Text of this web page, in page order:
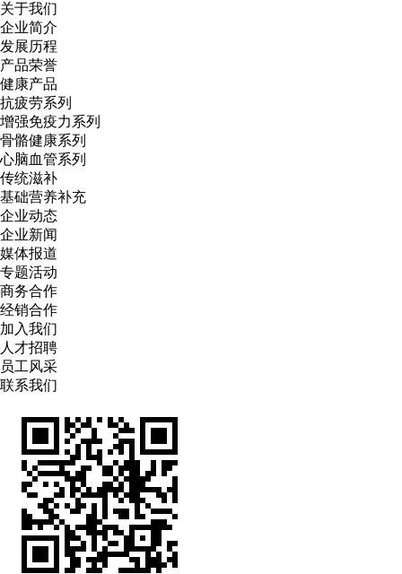
关于我们
企业简介
发展历程
产品荣誉
健康产品
抗疲劳系列
增强免疫力系列
骨骼健康系列
心脑血管系列
传统滋补
基础营养补充
企业动态
企业新闻
媒体报道
专题活动
商务合作
经销合作
加入我们
人才招聘
员工风采
联系我们